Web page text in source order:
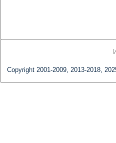
Copyright 2001-2009, 2013-2018,